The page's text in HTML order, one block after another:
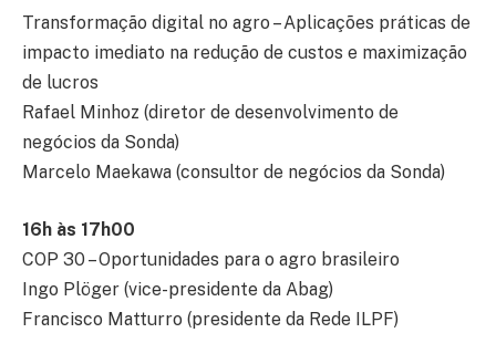
Transformação digital no agro – Aplicações práticas de
impacto imediato na redução de custos e maximização
de lucros
Rafael Minhoz (diretor de desenvolvimento de
negócios da Sonda)
Marcelo Maekawa (consultor de negócios da Sonda)
16h às 17h00
COP 30 – Oportunidades para o agro brasileiro
Ingo Plöger (vice-presidente da Abag)
Francisco Matturro (presidente da Rede ILPF)